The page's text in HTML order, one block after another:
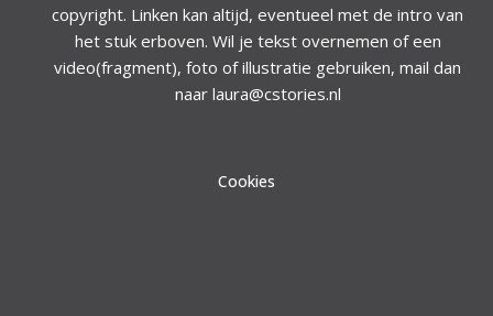
copyright. Linken kan altijd, eventueel met de intro van
het stuk erboven. Wil je tekst overnemen of een
video(fragment), foto of illustratie gebruiken, mail dan
naar laura@cstories.nl
Cookies